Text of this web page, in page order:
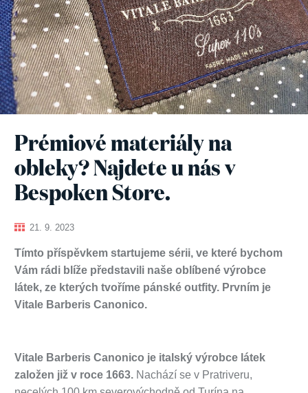
Prémiové materiály na
obleky? Najdete u nás v
Bespoken Store.
21. 9. 2023
Tímto příspěvkem startujeme sérii, ve které bychom
Vám rádi blíže představili naše oblíbené výrobce
látek, ze kterých tvoříme pánské outfity. Prvním je
Vitale Barberis Canonico.
Vitale Barberis Canonico je italský výrobce látek
založen již v roce 1663.Nachází se v Pratriveru,